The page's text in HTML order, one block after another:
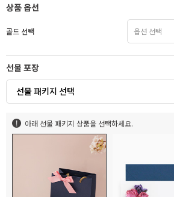
상품 옵션
골드 선택
선물 포장
선물 패키지 선택
아래 선물 패키지 상품을 선택하세요.